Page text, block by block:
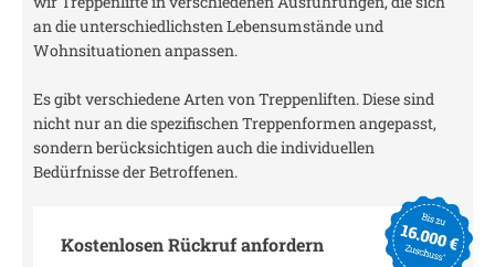
an die unterschiedlichsten Lebensumstände und
Wohnsituationen anpassen.
Es gibt verschiedene Arten von Treppenliften. Diese sind
nicht nur an die spezifischen Treppenformen angepasst,
sondern berücksichtigen auch die individuellen
Bedürfnisse der Betroffenen.
Kostenlosen Rückruf anfordern